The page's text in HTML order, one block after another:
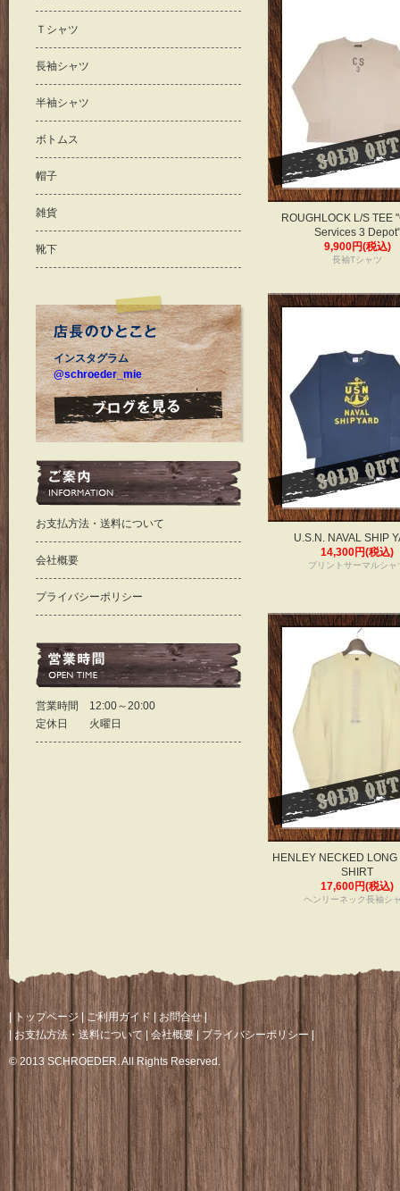
ROUGHLOCK L/S TEE
Services 3 Depot"
9,900円(税込)
長袖Tシャツ
U.S.N. NAVAL SHIP
14,300円(税込)
プリントサーマルシャ
HENLEY NECKED
SHIRT
17,600円(税込)
ヘンリーネック長袖シ
Ｔシャツ
長袖シャツ
半袖シャツ
ボトムス
帽子
雑貨
靴下
インスタグラム
@schroeder_mie
お支払方法・送料について
会社概要
プライバシーポリシー
営業時間 12:00～20:00
定休日 火曜日
トップページ|ご利用ガイド お問合せ|
| お支払方法・送料について|会社概要|プライバシーポリシー |
© 2013 SCHROEDER. All Rights Reserved.